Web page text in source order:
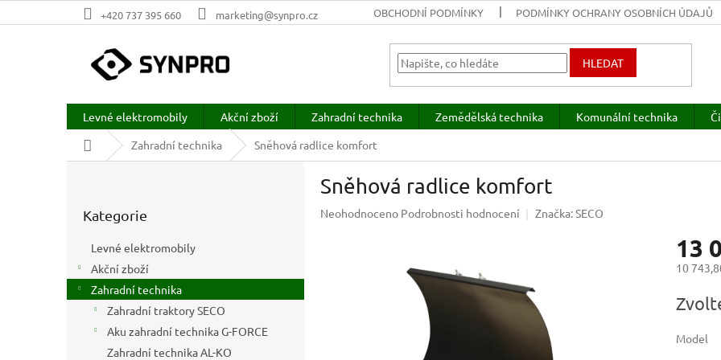
na
+420 737 395 660 marketing@synpro.cz OBCHODNÍ PODMÍNKY PODMÍNKY OCHRANY OSOBNÍCH ÚDAJŮ
HLEDAT
Levné elektromobily Akční zboží Zahradní technika Zemědělská technika Komunální technika
Domů Zahradní technika Sněhová radlice komfort
n
kategorie
Kategorie
Levné elektromobily
Akční zboží
Zahradní technika
Zahradní traktory SECO
Aku zahradní technika G-FORCE
Zahradní technika AL-KO
Sněhová radlice komfort
Průměrné
Neohodnoceno Podrobnosti hodnocení Značka:SECO
13
10
cena:
Model